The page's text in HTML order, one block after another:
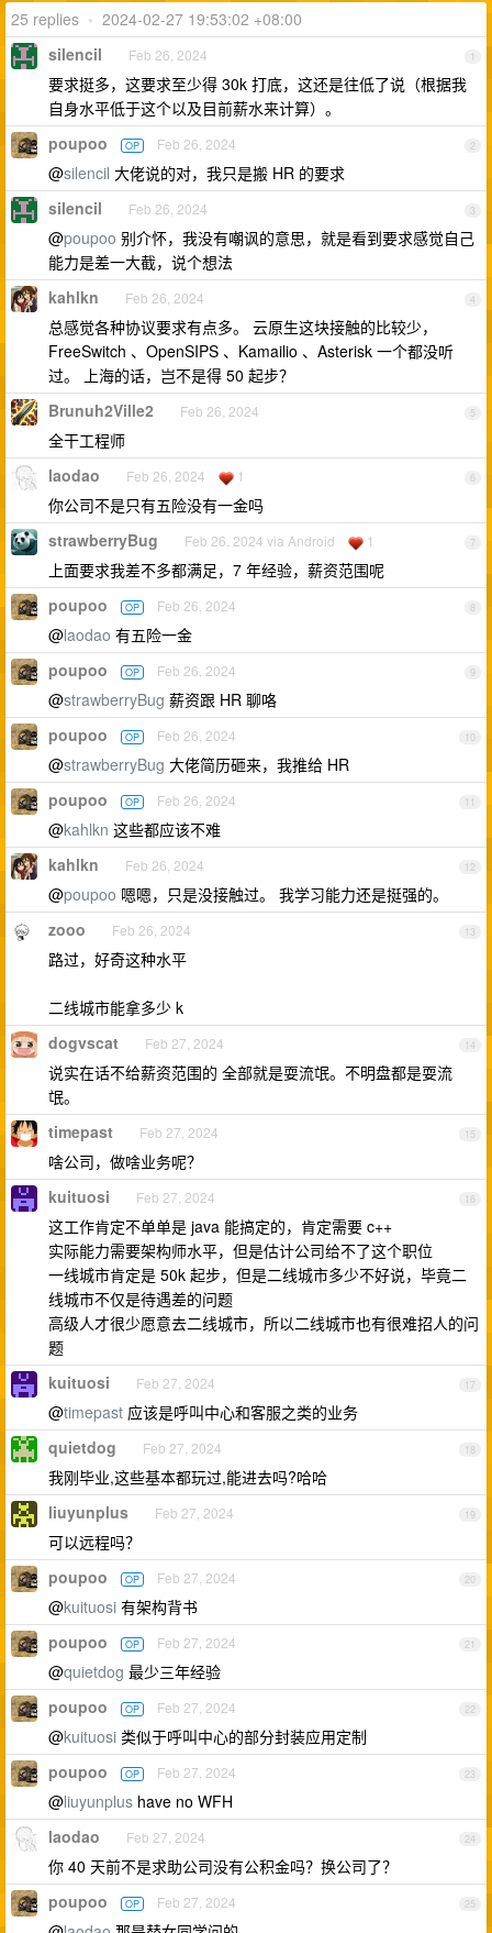
25 replies • 2024-02-27 19:53:02 +08:00
1
silencil Feb 26, 2024
要求挺多，这要求至少得 30k 打底，这还是往低了说（根据我
自身水平低于这个以及目前薪水来计算）。
2
poupoo OP Feb 26, 2024
@silencil 大佬说的对，我只是搬 HR 的要求
3
silencil Feb 26, 2024
@poupoo 别介怀，我没有嘲讽的意思，就是看到要求感觉自己
能力是差一大截，说个想法
4
kahlkn Feb 26, 2024
总感觉各种协议要求有点多。 云原生这块接触的比较少，
FreeSwitch 、OpenSIPS 、Kamailio 、Asterisk 一个都没听
过。 上海的话，岂不是得 50 起步？
5
Brunuh2Ville2 Feb 26, 2024
全干工程师
6
laodao Feb 26, 2024 1
你公司不是只有五险没有一金吗
7
strawberryBug Feb 26, 2024 via Android 1
上面要求我差不多都满足，7 年经验，薪资范围呢
8
poupoo OP Feb 26, 2024
@laodao 有五险一金
9
poupoo OP Feb 26, 2024
@strawberryBug 薪资跟 HR 聊咯
10
poupoo OP Feb 26, 2024
@strawberryBug 大佬简历砸来，我推给 HR
11
poupoo OP Feb 26, 2024
@kahlkn 这些都应该不难
12
kahlkn Feb 26, 2024
@poupoo 嗯嗯，只是没接触过。 我学习能力还是挺强的。
13
zooo Feb 26, 2024
路过，好奇这种水平
二线城市能拿多少 k
14
dogvscat Feb 27, 2024
说实在话不给薪资范围的 全部就是耍流氓。不明盘都是耍流
氓。
15
timepast Feb 27, 2024
啥公司，做啥业务呢？
16
kuituosi Feb 27, 2024
这工作肯定不单单是 java 能搞定的，肯定需要 c++
实际能力需要架构师水平，但是估计公司给不了这个职位
一线城市肯定是 50k 起步，但是二线城市多少不好说，毕竟二
线城市不仅是待遇差的问题
高级人才很少愿意去二线城市，所以二线城市也有很难招人的问
题
17
kuituosi Feb 27, 2024
@timepast 应该是呼叫中心和客服之类的业务
18
quietdog Feb 27, 2024
我刚毕业,这些基本都玩过,能进去吗?哈哈
19
liuyunplus Feb 27, 2024
可以远程吗？
20
poupoo OP Feb 27, 2024
@kuituosi 有架构背书
21
poupoo OP Feb 27, 2024
@quietdog 最少三年经验
22
poupoo OP Feb 27, 2024
@kuituosi 类似于呼叫中心的部分封装应用定制
23
poupoo OP Feb 27, 2024
@liuyunplus have no WFH
24
laodao Feb 27, 2024
你 40 天前不是求助公司没有公积金吗？换公司了？
25
poupoo OP Feb 27, 2024